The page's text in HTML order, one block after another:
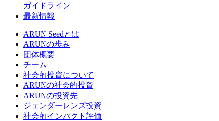
ガイドライン
最新情報
ARUN Seedとは
ARUNの歩み
団体概要
チーム
社会的投資について
ARUNの社会的投資
ARUNの投資先
ジェンダーレンズ投資
社会的インパクト評価